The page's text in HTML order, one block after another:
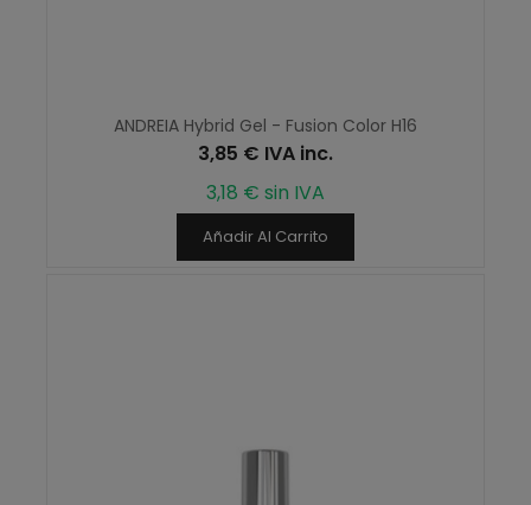
ANDREIA Hybrid Gel - Fusion Color H16
3,85 € IVA inc.
3,18 € sin IVA
Añadir Al Carrito